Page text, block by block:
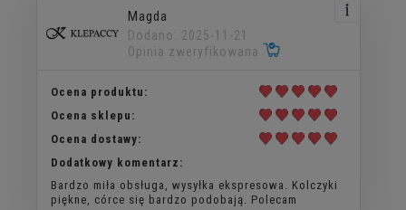
Magda
Dodano: 2025-11-21
Opinia zweryfikowana
Ocena produktu:
Ocena sklepu:
Ocena dostawy:
Dodatkowy komentarz:
Bardzo miła obsługa, wysyłka ekspresowa. Kolczyki
piękne, córce się bardzo podobają. Polecam